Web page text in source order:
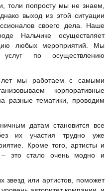
толи попросту мы не знаем,
выход из этой ситуации
своего дела. Наше
Нальчике осуществляет
любых мероприятий. Мы
услуг по осуществлению
мы работаем с самыми
корпоративные
разные тематики, проводим
датам становится все
их участия трудно уже
Кроме того, артисты и
– это стало очень модно и
звезд или артистов, поможет